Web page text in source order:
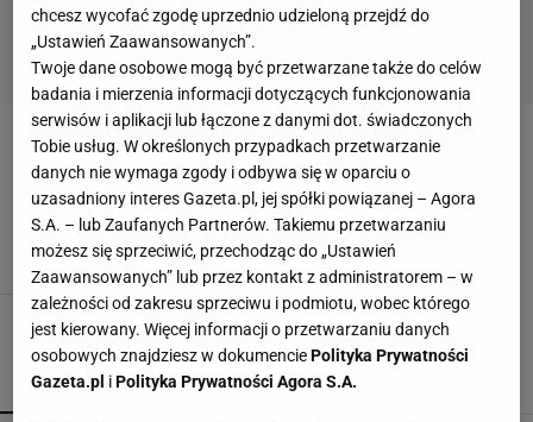
PEYTON MANNING
Co warto zapamiętać z Super Bowl 2014
Michał Kiedrowski, 3 LUTEGO 2014, 04:41
POPULARNE NAJNOWSZE
chcesz wycofać zgodę uprzednio udzieloną przejdź do
„Ustawień Zaawansowanych”.
Twoje dane osobowe mogą być przetwarzane także do celów
badania i mierzenia informacji dotyczących funkcjonowania
serwisów i aplikacji lub łączone z danymi dot. świadczonych
Tobie usług. W określonych przypadkach przetwarzanie
danych nie wymaga zgody i odbywa się w oparciu o
uzasadniony interes Gazeta.pl, jej spółki powiązanej – Agora
S.A. – lub Zaufanych Partnerów. Takiemu przetwarzaniu
możesz się sprzeciwić, przechodząc do „Ustawień
Zaawansowanych” lub przez kontakt z administratorem – w
zależności od zakresu sprzeciwu i podmiotu, wobec którego
jest kierowany. Więcej informacji o przetwarzaniu danych
osobowych znajdziesz w dokumenciePolityka Prywatności
Gazeta.pl iPolityka Prywatności Agora S.A.